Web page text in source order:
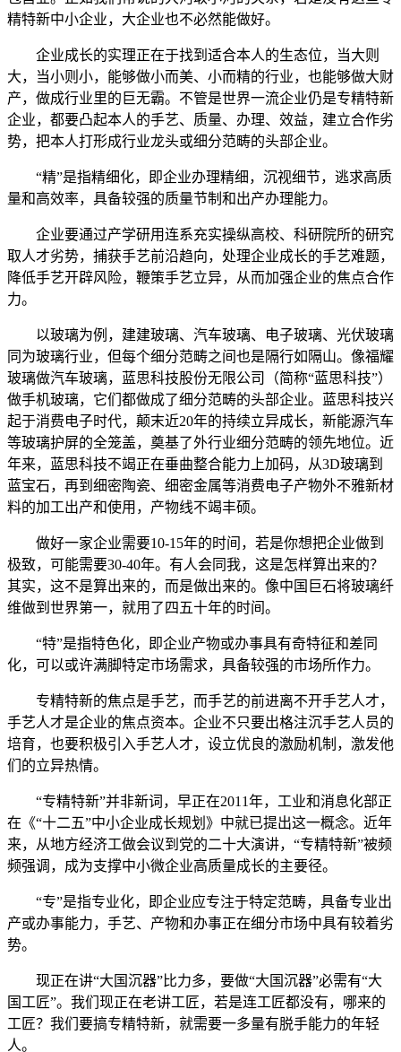
精特新中小企业，大企业也不必然能做好。
企业成长的实理正在于找到适合本人的生态位，当大则
大，当小则小，能够做小而美、小而精的行业，也能够做大财
产，做成行业里的巨无霸。不管是世界一流企业仍是专精特新
企业，都要凸起本人的手艺、质量、办理、效益，建立合作劣
势，把本人打形成行业龙头或细分范畴的头部企业。
“精”是指精细化，即企业办理精细，沉视细节，逃求高质
量和高效率，具备较强的质量节制和出产办理能力。
企业要通过产学研用连系充实操纵高校、科研院所的研究
取人才劣势，捕获手艺前沿趋向，处理企业成长的手艺难题，
降低手艺开辟风险，鞭策手艺立异，从而加强企业的焦点合作
力。
以玻璃为例，建建玻璃、汽车玻璃、电子玻璃、光伏玻璃
同为玻璃行业，但每个细分范畴之间也是隔行如隔山。像福耀
玻璃做汽车玻璃，蓝思科技股份无限公司（简称“蓝思科技”）
做手机玻璃，它们都做成了细分范畴的头部企业。蓝思科技兴
起于消费电子时代，颠末近20年的持续立异成长，新能源汽车
等玻璃护屏的全笼盖，奠基了外行业细分范畴的领先地位。近
年来，蓝思科技不竭正在垂曲整合能力上加码，从3D玻璃到
蓝宝石，再到细密陶瓷、细密金属等消费电子产物外不雅新材
料的加工出产和使用，产物线不竭丰硕。
做好一家企业需要10-15年的时间，若是你想把企业做到
极致，可能需要30-40年。有人会同我，这是怎样算出来的？
其实，这不是算出来的，而是做出来的。像中国巨石将玻璃纤
维做到世界第一，就用了四五十年的时间。
“特”是指特色化，即企业产物或办事具有奇特征和差同
化，可以或许满脚特定市场需求，具备较强的市场所作力。
专精特新的焦点是手艺，而手艺的前进离不开手艺人才，
手艺人才是企业的焦点资本。企业不只要出格注沉手艺人员的
培育，也要积极引入手艺人才，设立优良的激励机制，激发他
们的立异热情。
“专精特新”并非新词，早正在2011年，工业和消息化部正
在《“十二五”中小企业成长规划》中就已提出这一概念。近年
来，从地方经济工做会议到党的二十大演讲，“专精特新”被频
频强调，成为支撑中小微企业高质量成长的主要径。
“专”是指专业化，即企业应专注于特定范畴，具备专业出
产或办事能力，手艺、产物和办事正在细分市场中具有较着劣
势。
现正在讲“大国沉器”比力多，要做“大国沉器”必需有“大
国工匠”。我们现正在老讲工匠，若是连工匠都没有，哪来的
工匠？我们要搞专精特新，就需要一多量有脱手能力的年轻
人。